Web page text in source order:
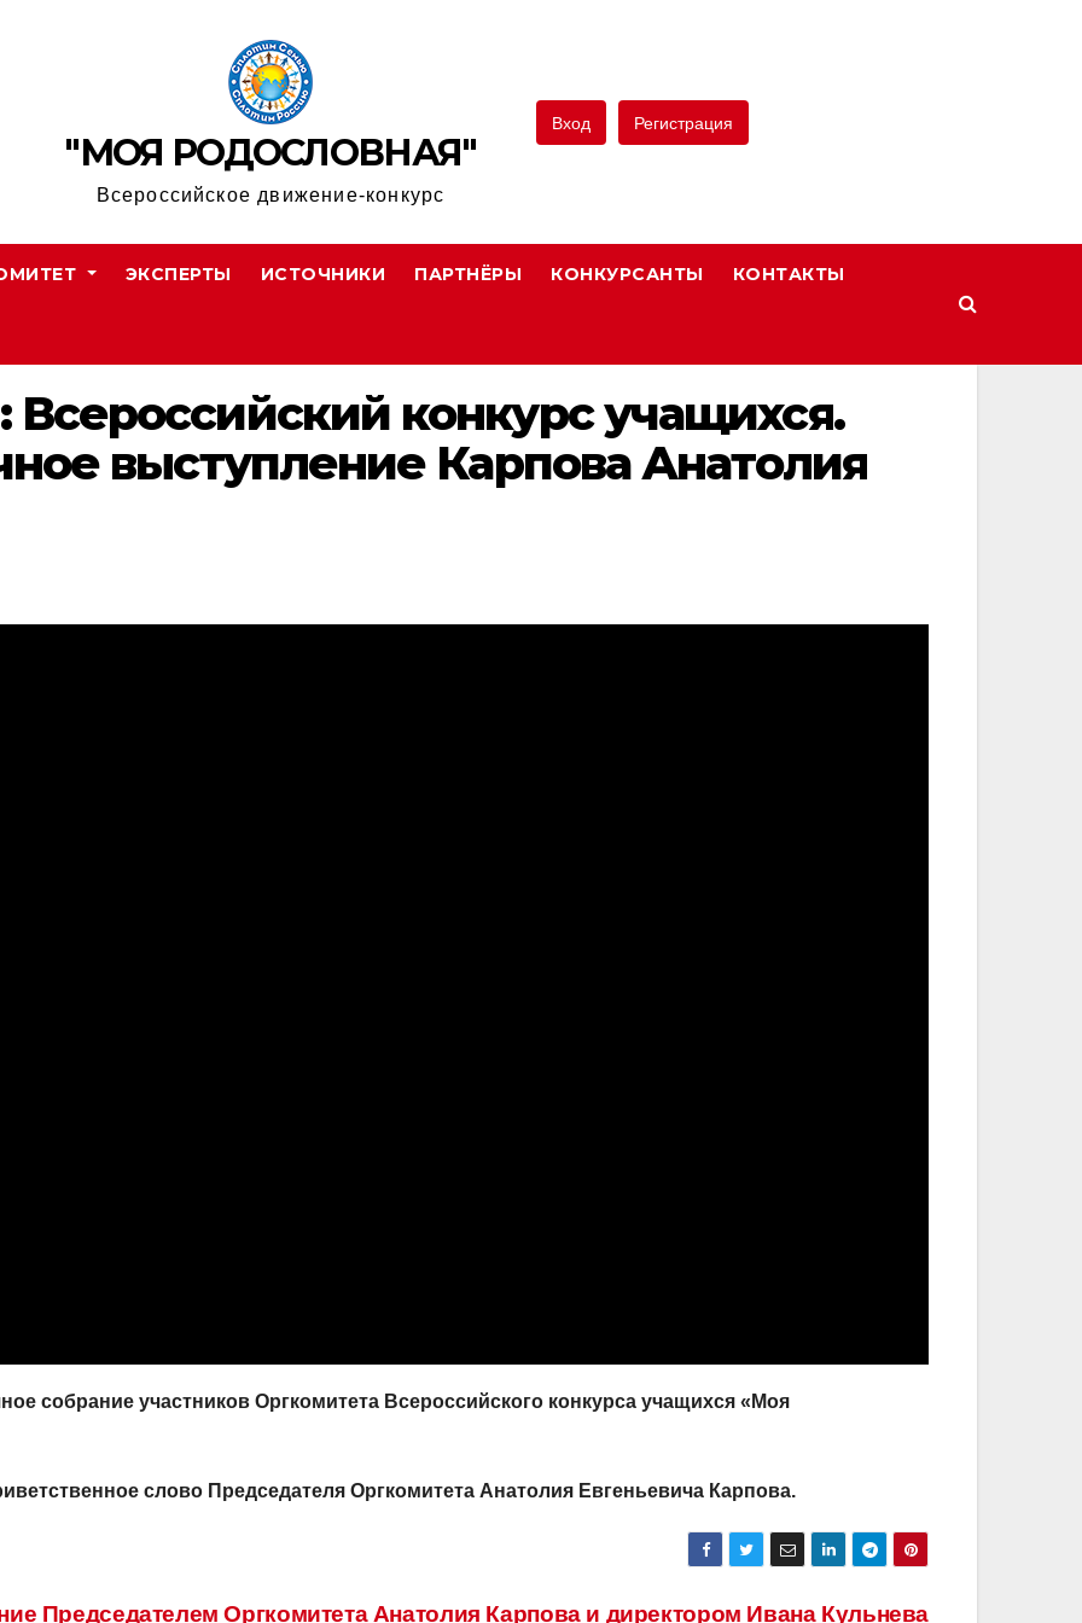
"МОЯ РОДОСЛОВНАЯ"
Всероссийское движение-конкурс
Вход Регистрация
ЭКСПЕРТЫ ИСТОЧНИКИ ПАРТНЁРЫ КОНКУРСАНТЫ КОНТАКТЫ
Всероссийский конкурс учащихся.
выступление Карпова Анатолия
собрание участников Оргкомитета Всероссийского конкурса учащихся «Моя
слово Председателя Оргкомитета Анатолия Евгеньевича Карпова.
Председателем Оргкомитета Анатолия Карпова и директором Ивана Кульнева